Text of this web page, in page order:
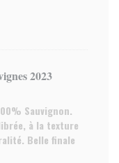
2023
Sauvignon.
à la texture
Belle finale